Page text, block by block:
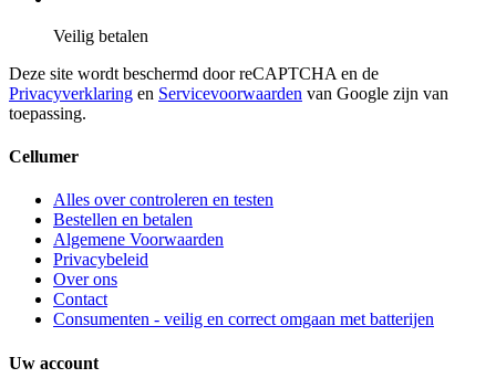
Veilig betalen
Deze site wordt beschermd door reCAPTCHA en de
Privacyverklaring en Servicevoorwaarden van Google zijn van
toepassing.
Cellumer
Alles over controleren en testen
Bestellen en betalen
Algemene Voorwaarden
Privacybeleid
Over ons
Contact
Consumenten - veilig en correct omgaan met batterijen
Uw account